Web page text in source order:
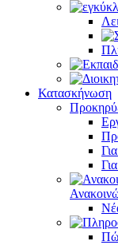
Κατασκήνωση